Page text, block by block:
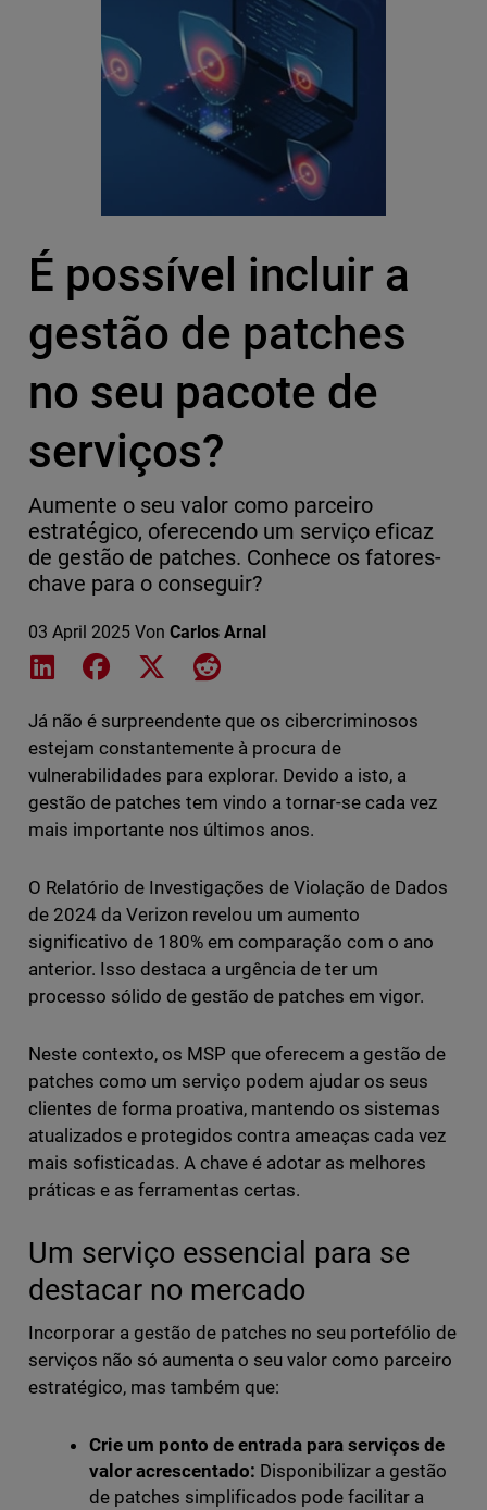
É possível incluir a
gestão de patches
no seu pacote de
serviços?
Aumente o seu valor como parceiro
estratégico, oferecendo um serviço eficaz
de gestão de patches. Conhece os fatores-
chave para o conseguir?
03 April 2025 Von Carlos Arnal
Share on LinkedIn
Share on Facebook
Share on XShare on Reddit
Já não é surpreendente que os cibercriminosos
estejam constantemente à procura de
vulnerabilidades para explorar. Devido a isto, a
gestão de patches tem vindo a tornar-se cada vez
mais importante nos últimos anos.
O Relatório de Investigações de Violação de Dados
de 2024 da Verizon revelou um aumento
significativo de 180% em comparação com o ano
anterior. Isso destaca a urgência de ter um
processo sólido de gestão de patches em vigor.
Neste contexto, os MSP que oferecem a gestão de
patches como um serviço podem ajudar os seus
clientes de forma proativa, mantendo os sistemas
atualizados e protegidos contra ameaças cada vez
mais sofisticadas. A chave é adotar as melhores
práticas e as ferramentas certas.
Um serviço essencial para se
destacar no mercado
Incorporar a gestão de patches no seu portefólio de
serviços não só aumenta o seu valor como parceiro
estratégico, mas também que:
Crie um ponto de entrada para serviços de
valor acrescentado: Disponibilizar a gestão
de patches simplificados pode facilitar a